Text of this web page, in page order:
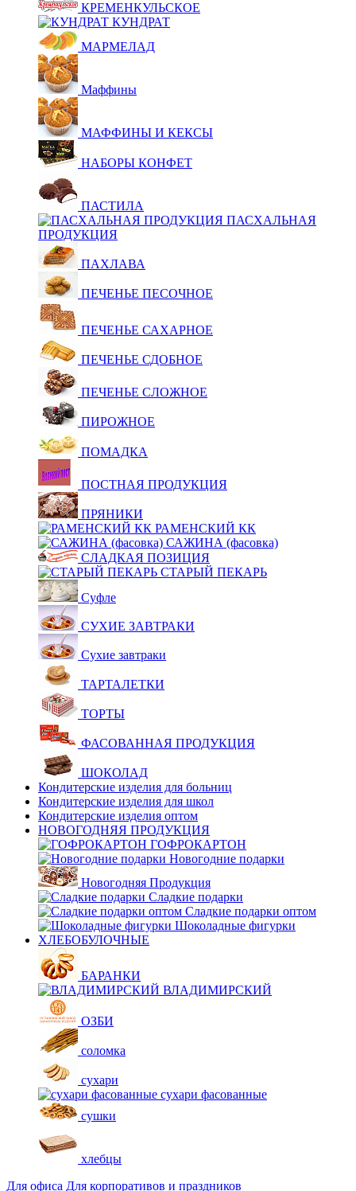
КРЕМЕНКУЛЬСКОЕ
КУНДРАТ
МАРМЕЛАД
Маффины
МАФФИНЫ И КЕКСЫ
НАБОРЫ КОНФЕТ
ПАСТИЛА
ПАСХАЛЬНАЯ
ПРОДУКЦИЯ
ПАХЛАВА
ПЕЧЕНЬЕ ПЕСОЧНОЕ
ПЕЧЕНЬЕ САХАРНОЕ
ПЕЧЕНЬЕ СДОБНОЕ
ПЕЧЕНЬЕ СЛОЖНОЕ
ПИРОЖНОЕ
ПОМАДКА
ПОСТНАЯ ПРОДУКЦИЯ
ПРЯНИКИ
РАМЕНСКИЙ КК
САЖИНА (фасовка)
СЛАДКАЯ ПОЗИЦИЯ
СТАРЫЙ ПЕКАРЬ
Суфле
СУХИЕ ЗАВТРАКИ
Сухие завтраки
ТАРТАЛЕТКИ
ТОРТЫ
ФАСОВАННАЯ ПРОДУКЦИЯ
ШОКОЛАД
Кондитерские изделия для больниц
Кондитерские изделия для школ
Кондитерские изделия оптом
НОВОГОДНЯЯ ПРОДУКЦИЯ
ГОФРОКАРТОН
Новогодние подарки
Новогодняя Продукция
Сладкие подарки
Сладкие подарки оптом
Шоколадные фигурки
ХЛЕБОБУЛОЧНЫЕ
БАРАНКИ
ВЛАДИМИРСКИЙ
ОЗБИ
соломка
сухари
сухари фасованные
сушки
хлебцы
Для офиса Для корпоративов и праздников